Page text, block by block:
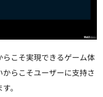
こそ実現できるゲーム体
らこそユーザーに支持さ
。